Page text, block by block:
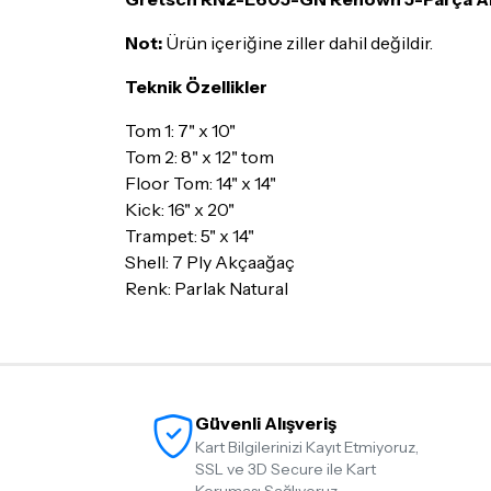
Not: Ürün içeriğine ziller dahil değildir.
Teknik Özellikler
Tom 1: 7" x 10"
Tom 2: 8" x 12" tom
Floor Tom: 14" x 14"
Kick: 16" x 20"
Trampet: 5" x 14"
Shell: 7 Ply Akçaağaç
Renk: Parlak Natural
Güvenli Alışveriş
Kart Bilgilerinizi Kayıt Etmiyoruz,
SSL ve 3D Secure ile Kart